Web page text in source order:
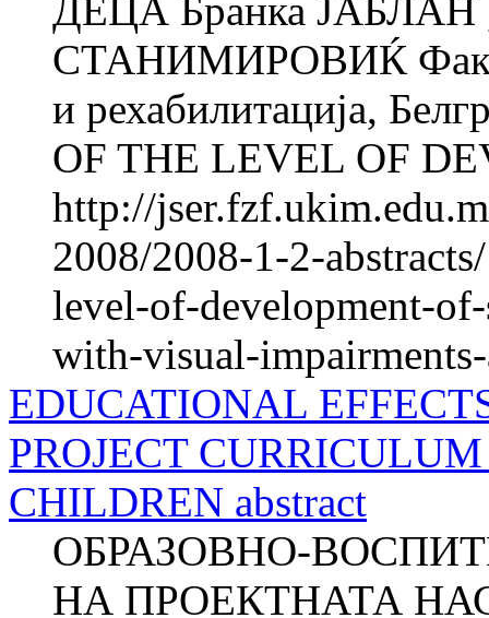
ДЕЦА Бранка ЈАБЛАН
СТАНИМИРОВИЌ
и рехабилитација,
OF THE LEVEL OF
http://
2008/2008-1-2-
level-of-development-
with-visual-
EDUCATIONAL
PROJECT
CHILDREN abstract
ОБРАЗОВНО-
НА ПРОЕКТНАТА